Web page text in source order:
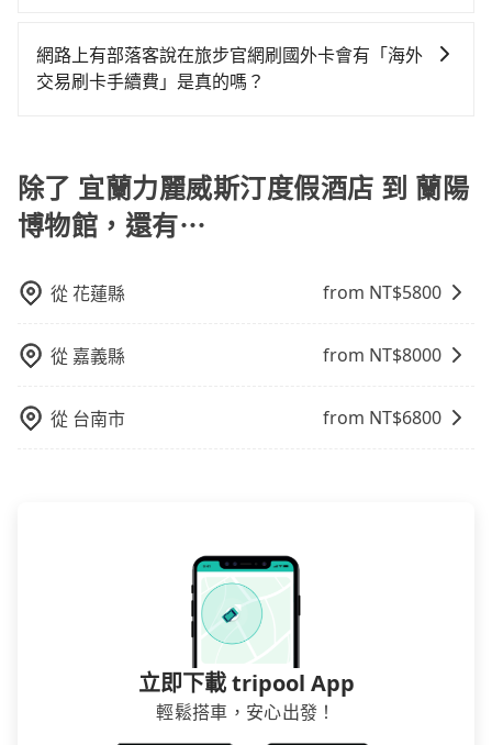
因來自於自行研發的AI車輛調度演算法，能有效降低空
車率，也就是提高俗稱「回頭車」的比例。這不僅體現
低，如此便反應在服務品質的控管會更佳。但tripool網
站上的價格是動態的，一般來說越早預訂價格越優，且
保證前一天中午以前均可全額取消退費，如已經決定好
訂以把握最划算的價格。
30吋的行李箱，但如有大件行李、衝浪板、樂器、廣告
看板、床墊、折疊單車、家電等，在乘客人數不多的情
並事先透過官網的線上客服洽詢，確認沒問題再下訂。
網路上有部落客說在旅步官網刷國外卡會有「海外
交易刷卡手續費」是真的嗎？
除了 宜蘭力麗威斯汀度假酒店 到 蘭陽
博物館，還有⋯
從花蓮縣 from NT$5800
從 嘉義縣 from NT$8000
從 台南市 from NT$6800
立即下載 tripool App
輕鬆搭車，安心出發！